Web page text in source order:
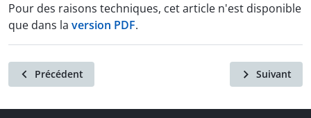
Pour des raisons techniques, cet article n'est disponible
que dans la version PDF.
Précédent Suivant